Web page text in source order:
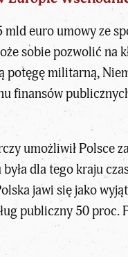
euro umowy ze
sobie pozwolić na
potęgę militarną,
finansów
umożliwił Polsce
dla tego kraju
jawi się jako
publiczny 50